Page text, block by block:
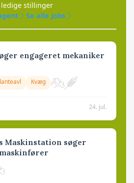
ledige stillinger
Se alle jobs
engageret mekaniker
Kvæg
24. jul.
Maskinstation søger